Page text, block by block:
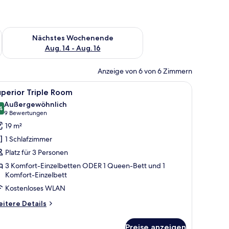
Aug. 7 - Aug. 9.
Nächstes Wochenende
Aug. 14 - Aug. 16
Überprüfe die Verfügbarkeit für nächstes Wochenende, Aug.
Anzeige von 6 von 6 Zimmern
Zimmersafe, Schreibtisch, Verdunkelungsvorhänge
Superior Triple Room | Hochwertige
2 Triple Room
von 10
Außergewöhnlich
9 Bewertungen
(9
Bewertungen)
19 m²
1 Schlafzimmer
Platz für 3 Personen
3 Komfort-Einzelbetten ODER 1 Queen-Bett und 1
Komfort-Einzelbett
Kostenloses WLAN
Details